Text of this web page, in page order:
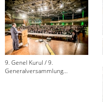
9. Genel Kurul / 9.
Generalversammlung...